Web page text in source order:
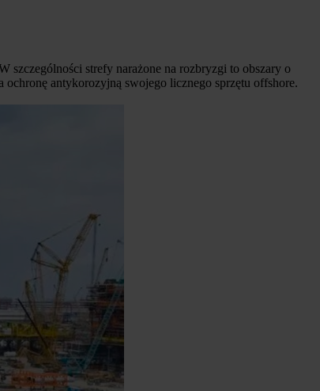
szczególności strefy narażone na rozbryzgi to obszary o
antykorozyjną swojego licznego sprzętu offshore.